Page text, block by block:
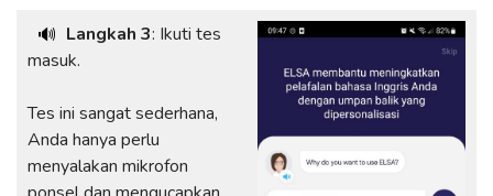
🔊 Langkah 3: Ikuti tes
masuk.
Tes ini sangat sederhana,
Anda hanya perlu
menyalakan mikrofon